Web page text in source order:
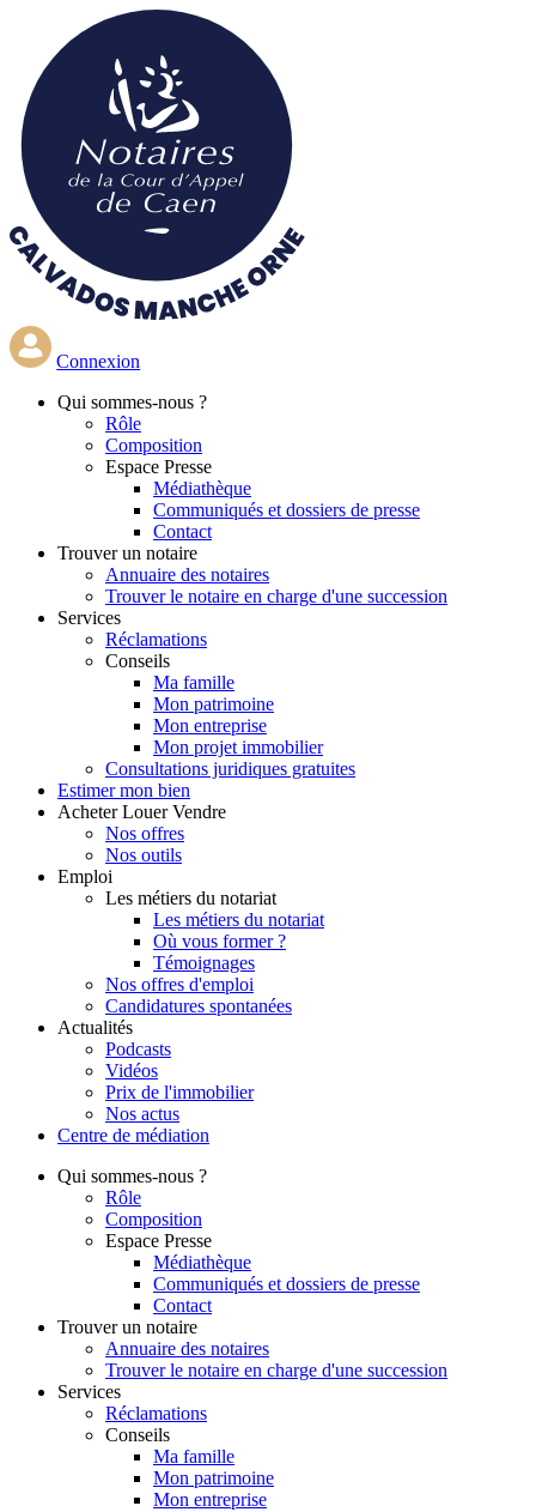
contenu
principal
Connexion
Qui sommes-nous ?
Rôle
Composition
Espace Presse
Médiathèque
Communiqués et dossiers de presse
Contact
Trouver un notaire
Annuaire des notaires
Trouver le notaire en charge d'une succession
Services
Réclamations
Conseils
Ma famille
Mon patrimoine
Mon entreprise
Mon projet immobilier
Consultations juridiques gratuites
Estimer mon bien
Acheter Louer Vendre
Nos offres
Nos outils
Emploi
Les métiers du notariat
Les métiers du notariat
Où vous former ?
Témoignages
Nos offres d'emploi
Candidatures spontanées
Actualités
Podcasts
Vidéos
Prix de l'immobilier
Nos actus
Centre de médiation
Qui sommes-nous ?
Rôle
Composition
Espace Presse
Médiathèque
Communiqués et dossiers de presse
Contact
Trouver un notaire
Annuaire des notaires
Trouver le notaire en charge d'une succession
Services
Réclamations
Conseils
Ma famille
Mon patrimoine
Mon entreprise